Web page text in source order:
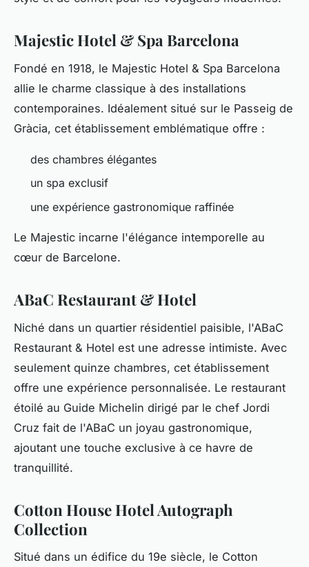
Majestic Hotel & Spa Barcelona
Fondé en 1918, le Majestic Hotel & Spa Barcelona
allie le charme classique à des installations
contemporaines. Idéalement situé sur le Passeig de
Gràcia, cet établissement emblématique offre :
des chambres élégantes
un spa exclusif
une expérience gastronomique raffinée
Le Majestic incarne l'élégance intemporelle au
cœur de Barcelone.
ABaC Restaurant & Hotel
Niché dans un quartier résidentiel paisible, l'ABaC
Restaurant & Hotel est une adresse intimiste. Avec
seulement quinze chambres, cet établissement
offre une expérience personnalisée. Le restaurant
étoilé au Guide Michelin dirigé par le chef Jordi
Cruz fait de l'ABaC un joyau gastronomique,
ajoutant une touche exclusive à ce havre de
tranquillité.
Cotton House Hotel Autograph
Collection
Situé dans un édifice du 19e siècle, le Cotton